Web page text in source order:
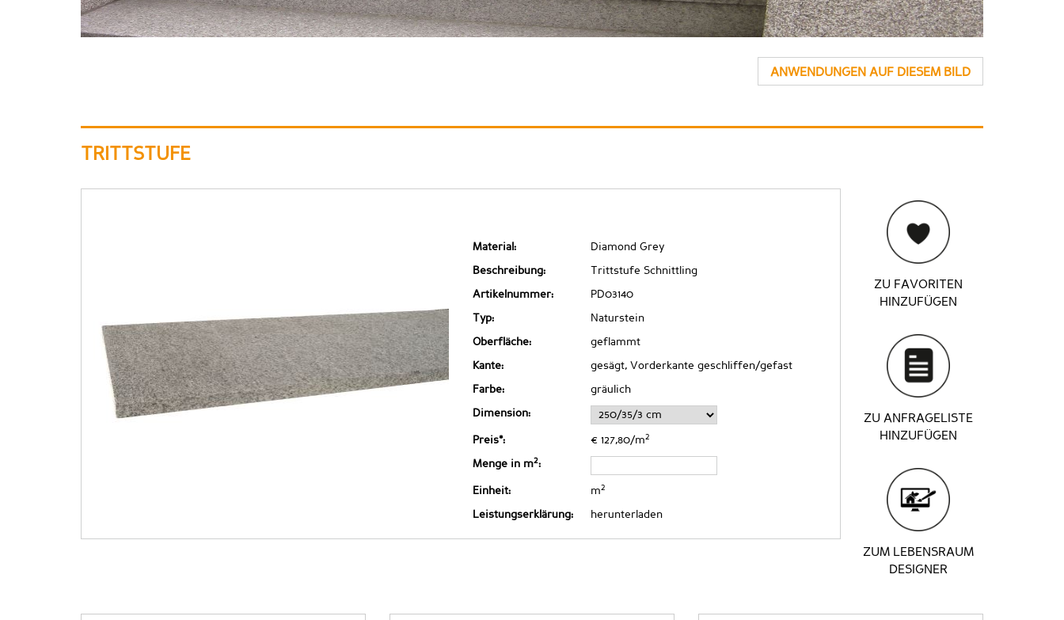
ANWENDUNGEN AUF DIESEM BILD
TRITTSTUFE
Material: Diamond Grey
Beschreibung: Trittstufe Schnittling
Artikelnummer: PD03140
Typ: Naturstein
Oberfläche: geflammt
Kante: gesägt, Vorderkante geschliffen/gefast
Farbe: gräulich
Dimension:
Preis*: € 127,80/m2
Menge in m2:
Einheit: m2
Leistungserklärung: herunterladen
ZU FAVORITEN
HINZUFÜGEN
ZU ANFRAGELISTE
HINZUFÜGEN
ZUM LEBENSRAUM
DESIGNER